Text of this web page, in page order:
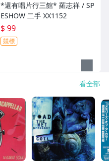
*還有唱片行三館* 羅志祥 / SP
ESHOW 二手 XX1152
$ 99
競標
看全部